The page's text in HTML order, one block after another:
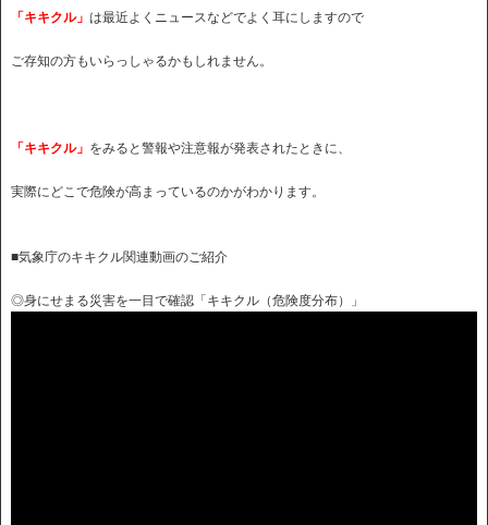
「キキクル」 は最近よくニュースなどでよく耳にしますので
ご存知の方もいらっしゃるかもしれません。
「キキクル」 をみると警報や注意報が発表されたときに、
実際にどこで危険が高まっているのかがわかります。
■気象庁のキキクル関連動画のご紹介
◎身にせまる災害を一目で確認「キキクル（危険度分布）」